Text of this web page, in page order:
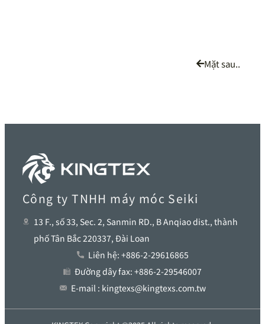
Mặt sau..
Công ty TNHH máy móc Seiki
13 F., số 33, Sec. 2, Sanmin RD., B Anqiao dist., thành
phố Tân Bắc 220337, Đài Loan
Liên hệ: +886-2-29616865
Đường dây fax: +886-2-29546007
E-mail : kingtexs@kingtexs.com.tw